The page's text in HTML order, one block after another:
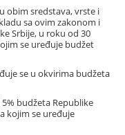
obim sredstava, vrste i
sa ovim zakonom i
Srbije, u roku od 30
se uređuje budžet
se u okvirima budžeta
budžeta Republike
kojim se uređuje